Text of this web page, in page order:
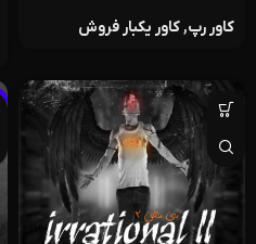
کاور رپ, کاور یکبار فروش